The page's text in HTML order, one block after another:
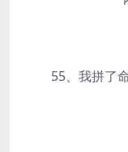
55、我拼了命